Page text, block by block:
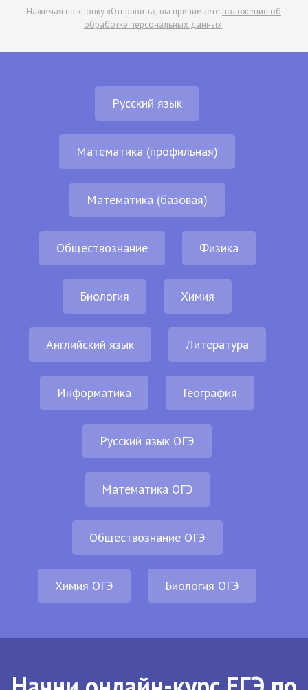
Нажимая на кнопку «Отправить», вы принимаете положение об
обработке персональных данных.
Русский язык
Математика (профильная)
Математика (базовая)
Обществознание Физика
Биология Химия
Английский язык Литература
Информатика География
Русский язык ОГЭ
Математика ОГЭ
Обществознание ОГЭ
Химия ОГЭ Биология ОГЭ